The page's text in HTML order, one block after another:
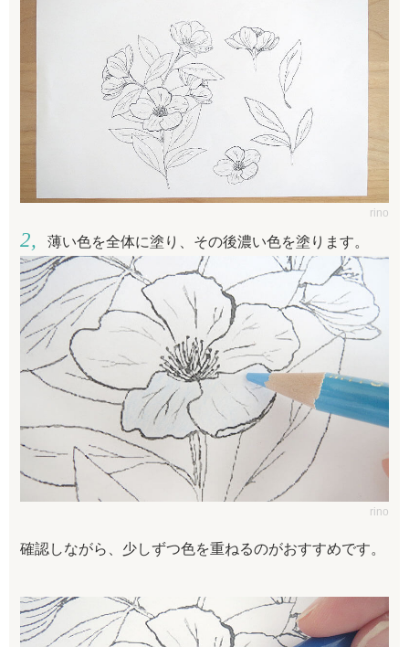
rino
薄い色を全体に塗り、その後濃い色を塗ります。
rino
確認しながら、少しずつ色を重ねるのがおすすめです。